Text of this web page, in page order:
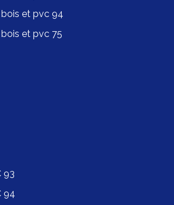
et pvc 94
et pvc 75
93
94